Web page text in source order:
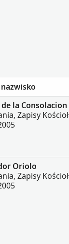
la Consolacion
Zapisy
Oriolo
Zapisy